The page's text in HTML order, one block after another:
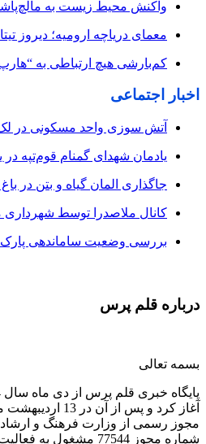
واکنش محیط زیست به
معمای دریاچه ارومیه؛ دیروز
کم‌بارشی هیچ ارتباطی به
اخبار اجتماعی
آتش سوزی واحد مسکونی در
یادمان شهدای گمنام قوم‌تپه در
جاگذاری المان گیاه و بتن در
کانال ملاصدرا توسط شهرداری منطقه ۲
بررسی وضعیت ساماندهی پارک
درباره قلم پرس
بسمه تعالی
مجوز رسمی از وزارت فرهنگ و
شماره مجوز 77544